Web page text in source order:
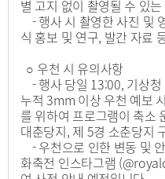
별 고지 없이 촬영될 수 있
- 행사 시 촬영한 사진 및
식 홍보 및 연구, 발간 자료
○ 우천 시 유의사항
- 행사 당일 13:00, 기상
누적 3mm 이상 우천 예보
를 위하여 프로그램이 축소
대춘당지, 제 5경 소춘당지
- 우천으로 인한 변동 및
화축전 인스타그램